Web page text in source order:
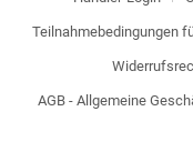
Teilnahmebedingungen
AGB - Allgemeine